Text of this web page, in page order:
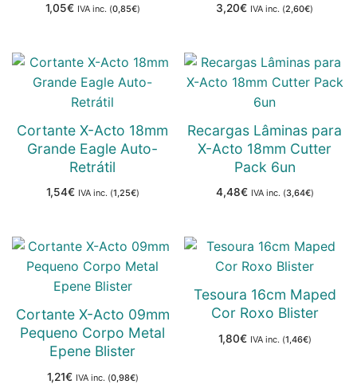
1,05€ IVA inc. (0,85€) 3,20€ IVA inc. (2,60€)
Cortante X-Acto 18mm
Grande Eagle Auto-
Retrátil
1,54€ IVA inc. (1,25€)
Recargas Lâminas para
X-Acto 18mm Cutter
Pack 6un
4,48€ IVA inc. (3,64€)
Cortante X-Acto 09mm
Pequeno Corpo Metal
Epene Blister
1,21€ IVA inc. (0,98€)
Tesoura 16cm Maped
Cor Roxo Blister
1,80€ IVA inc. (1,46€)